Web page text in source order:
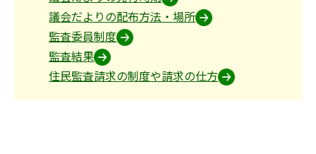
議会だよりの配布方法・場所
監査委員制度
監査結果
住民監査請求の制度や請求の仕方